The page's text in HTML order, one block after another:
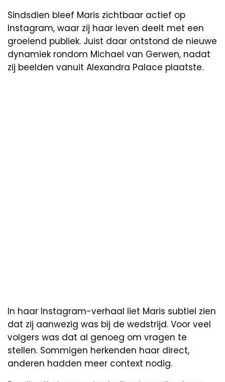
Sindsdien bleef Maris zichtbaar actief op
Instagram, waar zij haar leven deelt met een
groeiend publiek. Juist daar ontstond de nieuwe
dynamiek rondom Michael van Gerwen, nadat
zij beelden vanuit Alexandra Palace plaatste.
In haar Instagram-verhaal liet Maris subtiel zien
dat zij aanwezig was bij de wedstrijd. Voor veel
volgers was dat al genoeg om vragen te
stellen. Sommigen herkenden haar direct,
anderen hadden meer context nodig.